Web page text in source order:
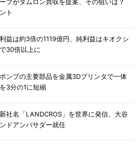
プがタムロン買収を提案、その狙いは？
ト
益は約3倍の1119億円、純利益はキオクシ
30倍以上に
ンプの主要部品を金属3Dプリンタで一体
3分の1に短縮
社名「LANDCROS」を世界に発信、大谷
ドアンバサダー就任